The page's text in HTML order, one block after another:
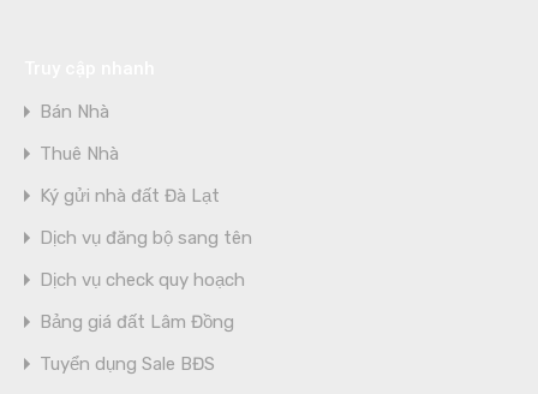
Bán Nhà
Thuê Nhà
Ký gửi nhà đất Đà Lạt
Dịch vụ đăng bộ sang tên
Dịch vụ check quy hoạch
Bảng giá đất Lâm Đồng
Tuyển dụng Sale BĐS